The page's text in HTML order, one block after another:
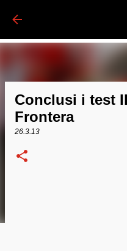
Conclusi i test
Frontera
26.3.13